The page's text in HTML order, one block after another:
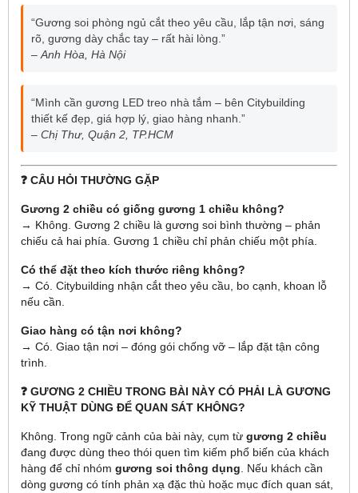
“Gương soi phòng ngủ cắt theo yêu cầu, lắp tận nơi, sáng
rõ, gương dày chắc tay – rất hài lòng.”
– Anh Hòa, Hà Nội
“Mình cần gương LED treo nhà tắm – bên Citybuilding
thiết kế đẹp, giá hợp lý, giao hàng nhanh.”
– Chị Thư, Quận 2, TP.HCM
❓ CÂU HỎI THƯỜNG GẶP
Gương 2 chiều có giống gương 1 chiều không?
→ Không. Gương 2 chiều là gương soi bình thường – phản
chiếu cả hai phía. Gương 1 chiều chỉ phản chiếu một phía.
Có thể đặt theo kích thước riêng không?
→ Có. Citybuilding nhận cắt theo yêu cầu, bo cạnh, khoan lỗ
nếu cần.
Giao hàng có tận nơi không?
→ Có. Giao tận nơi – đóng gói chống vỡ – lắp đặt tận công
trình.
❓ GƯƠNG 2 CHIỀU TRONG BÀI NÀY CÓ PHẢI LÀ GƯƠNG
KỸ THUẬT DÙNG ĐỂ QUAN SÁT KHÔNG?
Không. Trong ngữ cảnh của bài này, cụm từ gương 2 chiều
đang được dùng theo thói quen tìm kiếm phổ biến của khách
hàng để chỉ nhóm gương soi thông dụng . Nếu khách cần
dòng gương có tính phản xạ đặc thù hoặc mục đích quan sát,